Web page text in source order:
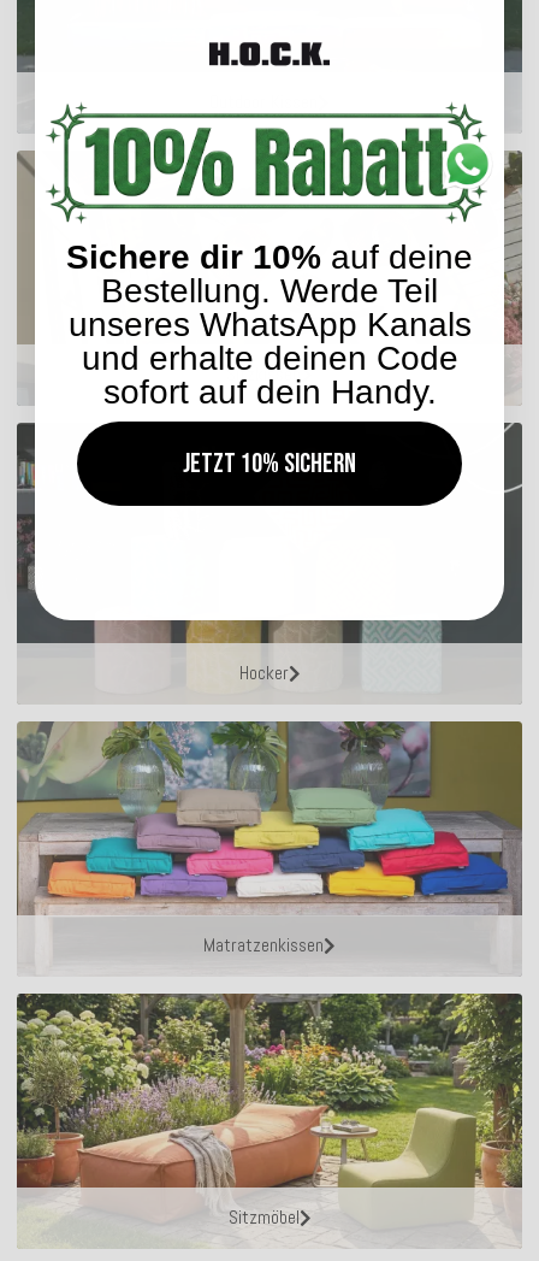
Sitzkissen
Hocker
Matratzenkissen
Sitzmöbel
Sichere dir 10% auf deine
Bestellung. Werde Teil
unseres WhatsApp Kanals
und erhalte deinen Code
sofort auf dein Handy.
Jetzt 10% sichern